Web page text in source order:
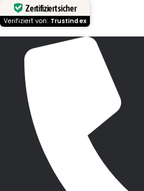
Zertifiziert sicher
Verifiziert von: Trustindex